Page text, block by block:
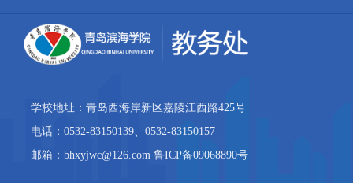
学校地址：青岛西海岸新区嘉陵江西路425号
电话：0532-83150139、0532-83150157
邮箱：bhxyjwc@126.com 鲁ICP备09068890号